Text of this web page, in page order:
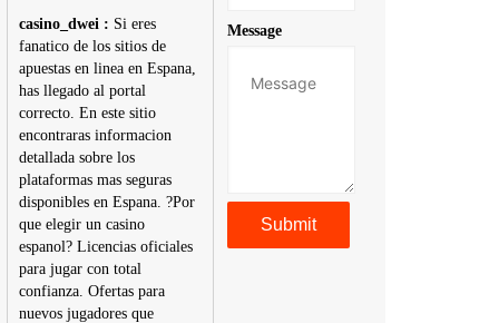
casino_dwei : Si eres
fanatico de los sitios de
apuestas en linea en Espana,
has llegado al portal
correcto. En este sitio
encontraras informacion
detallada sobre los
plataformas mas seguras
disponibles en Espana. ?Por
que elegir un casino
espanol? Licencias oficiales
para jugar con total
confianza. Ofertas para
nuevos jugadores que
Message